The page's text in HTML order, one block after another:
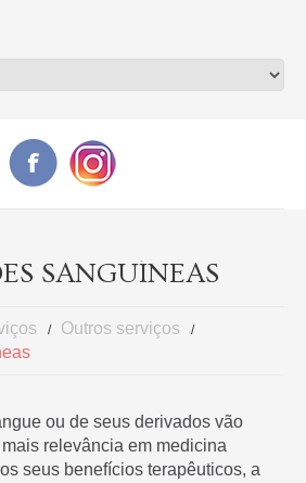
SANGUÍNEAS
Outros serviços
ou de seus derivados vão
relevância em medicina
seus benefícios terapêuticos, a